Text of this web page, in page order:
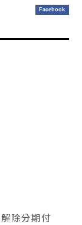
Facebook
除分期付